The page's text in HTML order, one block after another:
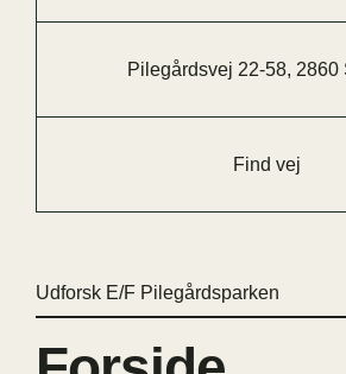
Pilegårdsvej 22-58, 2860
Find vej
Udforsk E/F Pilegårdsparken